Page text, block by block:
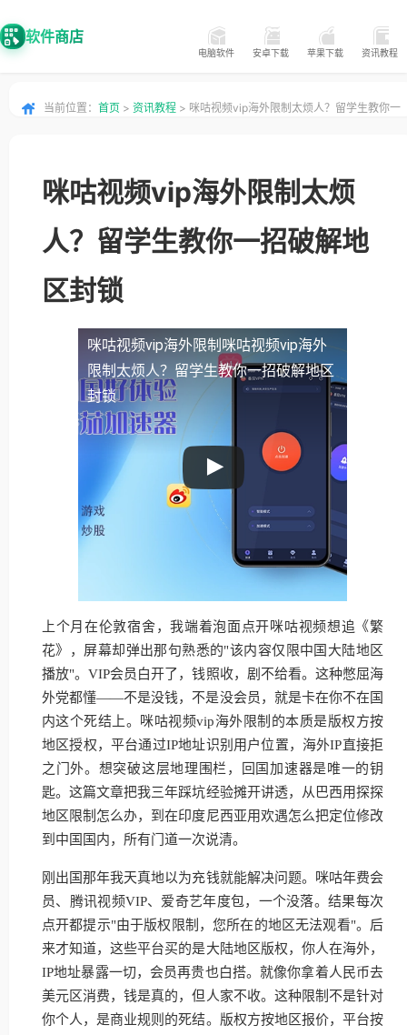
软件商店
电脑软件 安卓下载 苹果下载 资讯教程
当前位置： 首页 > 资讯教程 > 咪咕视频vip海外限制太烦人？留学生教你一
咪咕视频vip海外限制太烦
人？留学生教你一招破解地
区封锁
咪咕视频vip海外限制 咪咕视频vip海外
限制太烦人？留学生教你一招破解地区
封锁
上个月在伦敦宿舍，我端着泡面点开咪咕视频想追《繁
花》，屏幕却弹出那句熟悉的"该内容仅限中国大陆地区
播放"。VIP会员白开了，钱照收，剧不给看。这种憋屈海
外党都懂——不是没钱，不是没会员，就是卡在你不在国
内这个死结上。咪咕视频vip海外限制的本质是版权方按
地区授权，平台通过IP地址识别用户位置，海外IP直接拒
之门外。想突破这层地理围栏，回国加速器是唯一的钥
匙。这篇文章把我三年踩坑经验摊开讲透，从巴西用探探
地区限制怎么办，到在印度尼西亚用欢遇怎么把定位修改
到中国国内，所有门道一次说清。
刚出国那年我天真地以为充钱就能解决问题。咪咕年费会
员、腾讯视频VIP、爱奇艺年度包，一个没落。结果每次
点开都提示"由于版权限制，您所在的地区无法观看"。后
来才知道，这些平台买的是大陆地区版权，你人在海外，
IP地址暴露一切，会员再贵也白搭。就像你拿着人民币去
美元区消费，钱是真的，但人家不收。这种限制不是针对
你个人，是商业规则的死结。版权方按地区报价，平台按